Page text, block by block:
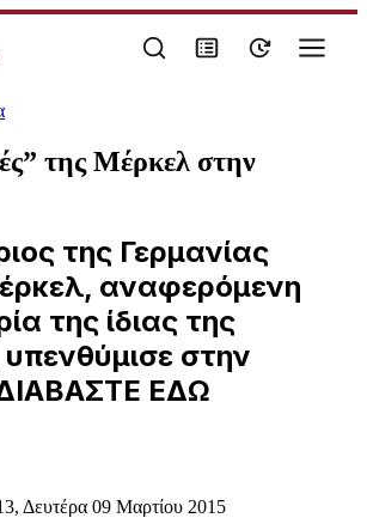
της Μέρκελ στην
της Γερμανίας
αναφερόμενη
της ίδιας της
στην
ΕΔΩ
Δευτέρα 09 Μαρτίου 2015